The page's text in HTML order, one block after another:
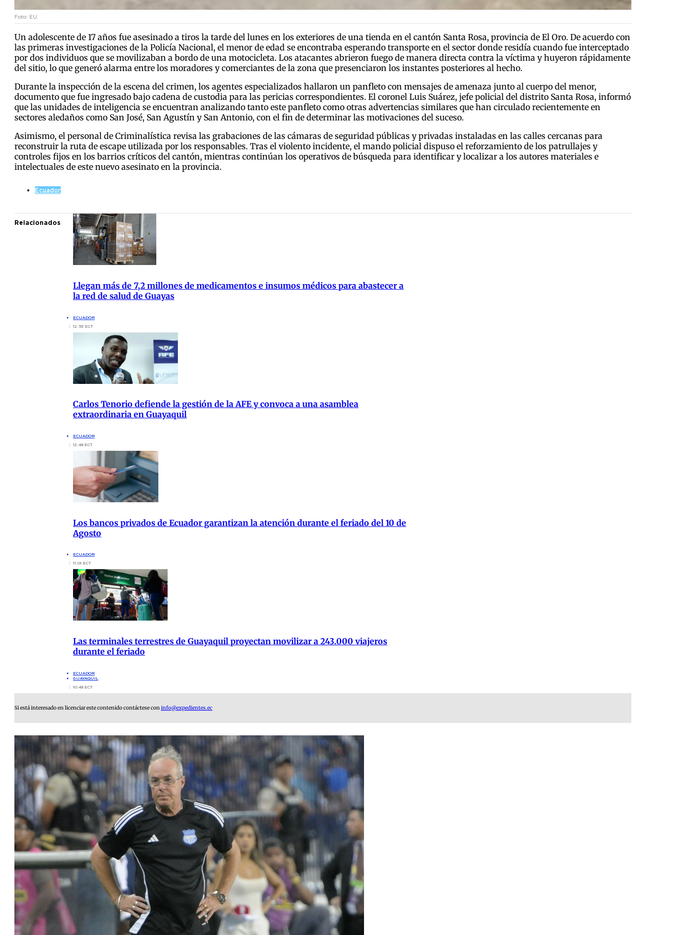
Foto: EU.
Un adolescente de 17 años fue asesinado a tiros la tarde del lunes en los exteriores de una tienda en el cantón Santa Rosa, provincia de El Oro. De acuerdo con
las primeras investigaciones de la Policía Nacional, el menor de edad se encontraba esperando transporte en el sector donde residía cuando fue interceptado
por dos individuos que se movilizaban a bordo de una motocicleta. Los atacantes abrieron fuego de manera directa contra la víctima y huyeron rápidamente
del sitio, lo que generó alarma entre los moradores y comerciantes de la zona que presenciaron los instantes posteriores al hecho.
Durante la inspección de la escena del crimen, los agentes especializados hallaron un panfleto con mensajes de amenaza junto al cuerpo del menor,
documento que fue ingresado bajo cadena de custodia para las pericias correspondientes. El coronel Luis Suárez, jefe policial del distrito Santa Rosa, informó
que las unidades de inteligencia se encuentran analizando tanto este panfleto como otras advertencias similares que han circulado recientemente en
sectores aledaños como San José, San Agustín y San Antonio, con el fin de determinar las motivaciones del suceso.
Asimismo, el personal de Criminalística revisa las grabaciones de las cámaras de seguridad públicas y privadas instaladas en las calles cercanas para
reconstruir la ruta de escape utilizada por los responsables. Tras el violento incidente, el mando policial dispuso el reforzamiento de los patrullajes y
controles fijos en los barrios críticos del cantón, mientras continúan los operativos de búsqueda para identificar y localizar a los autores materiales e
intelectuales de este nuevo asesinato en la provincia.
Ecuador
Relacionados
Llegan más de 7,2 millones de medicamentos e insumos médicos para abastecer a
la red de salud de Guayas
ECUADOR
12:53 ECT
Carlos Tenorio defiende la gestión de la AFE y convoca a una asamblea
extraordinaria en Guayaquil
ECUADOR
12:48 ECT
Los bancos privados de Ecuador garantizan la atención durante el feriado del 10 de
Agosto
ECUADOR
11:01 ECT
Las terminales terrestres de Guayaquil proyectan movilizar a 243.000 viajeros
durante el feriado
ECUADOR
GUAYAQUIL
10:48 ECT
Si está interesado en licenciar este contenido contáctese coninfo@expedientes.ec